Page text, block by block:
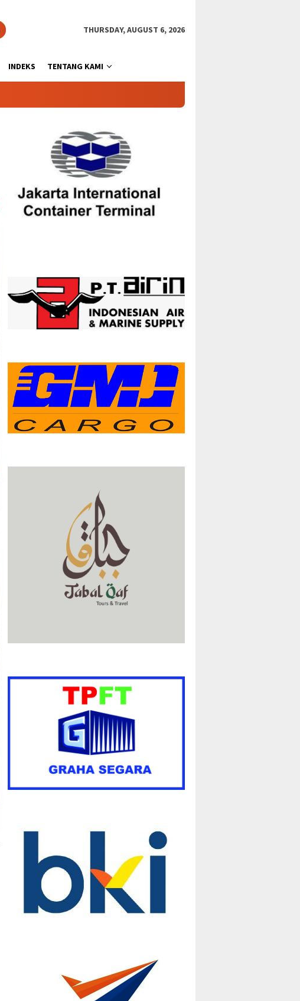
THURSDAY, AUGUST 6, 2026
INDEKS TENTANG KAMI